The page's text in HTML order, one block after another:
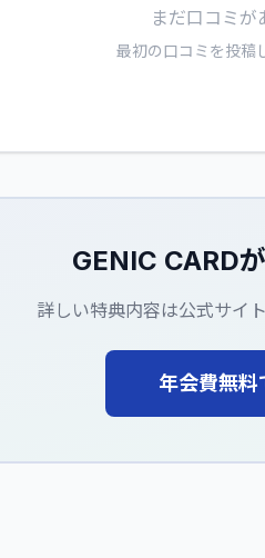
まだ口コミが
最初の口コミを投稿
GENIC CARD
詳しい特典内容は公式サイ
年会費無料